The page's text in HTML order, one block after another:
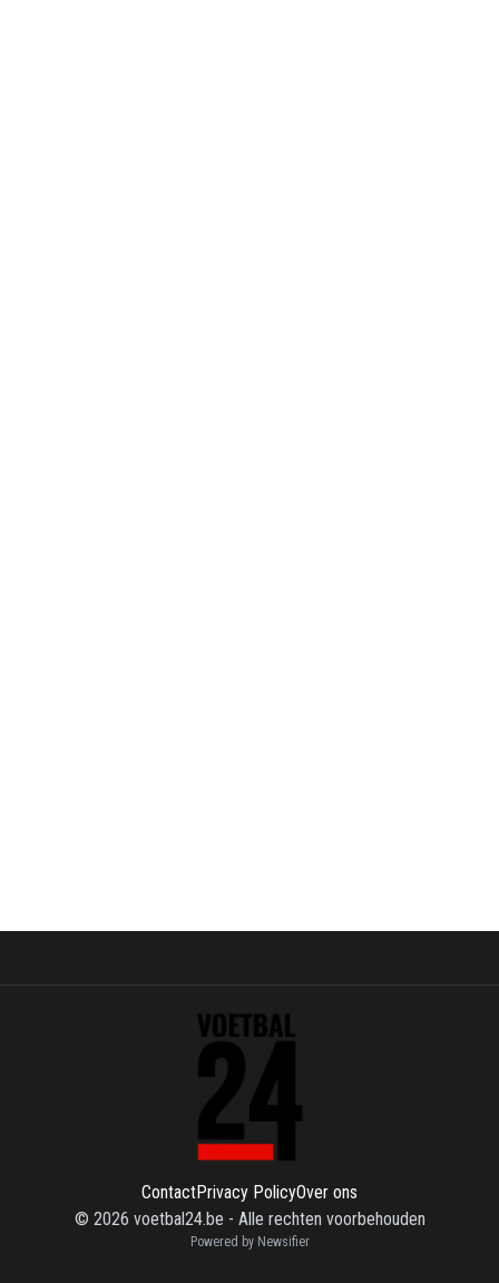
ContactPrivacy PolicyOver ons
© 2026 voetbal24.be - Alle rechten voorbehouden
Powered by Newsifier